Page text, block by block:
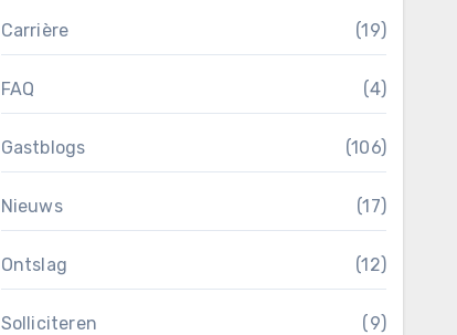
Carrière (19)
FAQ (4)
Gastblogs (106)
Nieuws (17)
Ontslag (12)
Solliciteren (9)